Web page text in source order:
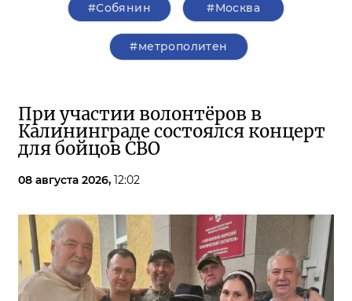
#Собянин #Москва
#метрополитен
При участии волонтёров в
Калининграде состоялся концерт
для бойцов СВО
08 августа 2026, 12:02